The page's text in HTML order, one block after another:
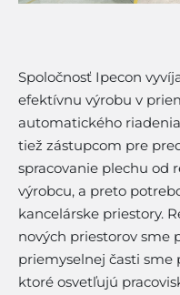
Spoločnosť Ipecon
efektívnu výrobu v
automatického
tiež zástupcom pre
spracovanie plechu od
výrobcu, a preto
kancelárske priestory.
nových priestorov sme
priemyselnej časti sme
ktoré osvetľujú